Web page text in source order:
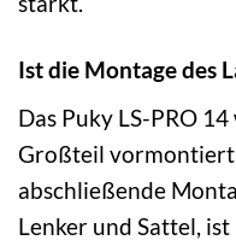
Ist die Montage des
Das Puky LS-PRO
Großteil
abschließende
Lenker und Sattel,